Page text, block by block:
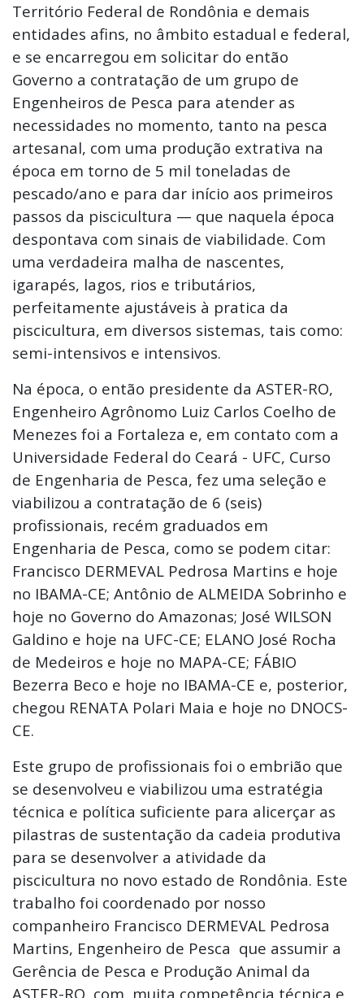
Território Federal de Rondônia e demais
entidades afins, no âmbito estadual e federal,
e se encarregou em solicitar do então
Governo a contratação de um grupo de
Engenheiros de Pesca para atender as
necessidades no momento, tanto na pesca
artesanal, com uma produção extrativa na
época em torno de 5 mil toneladas de
pescado/ano e para dar início aos primeiros
passos da piscicultura — que naquela época
despontava com sinais de viabilidade. Com
uma verdadeira malha de nascentes,
igarapés, lagos, rios e tributários,
perfeitamente ajustáveis à pratica da
piscicultura, em diversos sistemas, tais como:
semi-intensivos e intensivos.
Na época, o então presidente da ASTER-RO,
Engenheiro Agrônomo Luiz Carlos Coelho de
Menezes foi a Fortaleza e, em contato com a
Universidade Federal do Ceará - UFC, Curso
de Engenharia de Pesca, fez uma seleção e
viabilizou a contratação de 6 (seis)
profissionais, recém graduados em
Engenharia de Pesca, como se podem citar:
Francisco DERMEVAL Pedrosa Martins e hoje
no IBAMA-CE; Antônio de ALMEIDA Sobrinho e
hoje no Governo do Amazonas; José WILSON
Galdino e hoje na UFC-CE; ELANO José Rocha
de Medeiros e hoje no MAPA-CE; FÁBIO
Bezerra Beco e hoje no IBAMA-CE e, posterior,
chegou RENATA Polari Maia e hoje no DNOCS-
CE.
Este grupo de profissionais foi o embrião que
se desenvolveu e viabilizou uma estratégia
técnica e política suficiente para alicerçar as
pilastras de sustentação da cadeia produtiva
para se desenvolver a atividade da
piscicultura no novo estado de Rondônia. Este
trabalho foi coordenado por nosso
companheiro Francisco DERMEVAL Pedrosa
Martins, Engenheiro de Pesca que assumir a
Gerência de Pesca e Produção Animal da
ASTER-RO, com muita competência técnica e